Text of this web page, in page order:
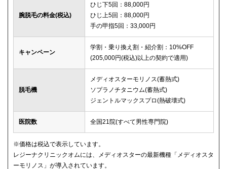
腕脱毛の料金(税込)
ひじ下5回：88,000円
ひじ上5回：88,000円
手の甲指5回：33,000円
キャンペーン
学割・乗り換え割・紹介割：10%OFF
(205,000円(税込)以上の契約で適用)
脱毛機
メディオスターモリノス(蓄熱式)
ソプラノチタニウム(蓄熱式)
ジェントルマックスプロ(熱破壊式)
医院数 全国21院(すべて男性専門院)
※価格は税込で表示しています。
レジーナクリニックオムには、メディオスターの最新機種「メディオスタ
ーモリノス」が導入されています。